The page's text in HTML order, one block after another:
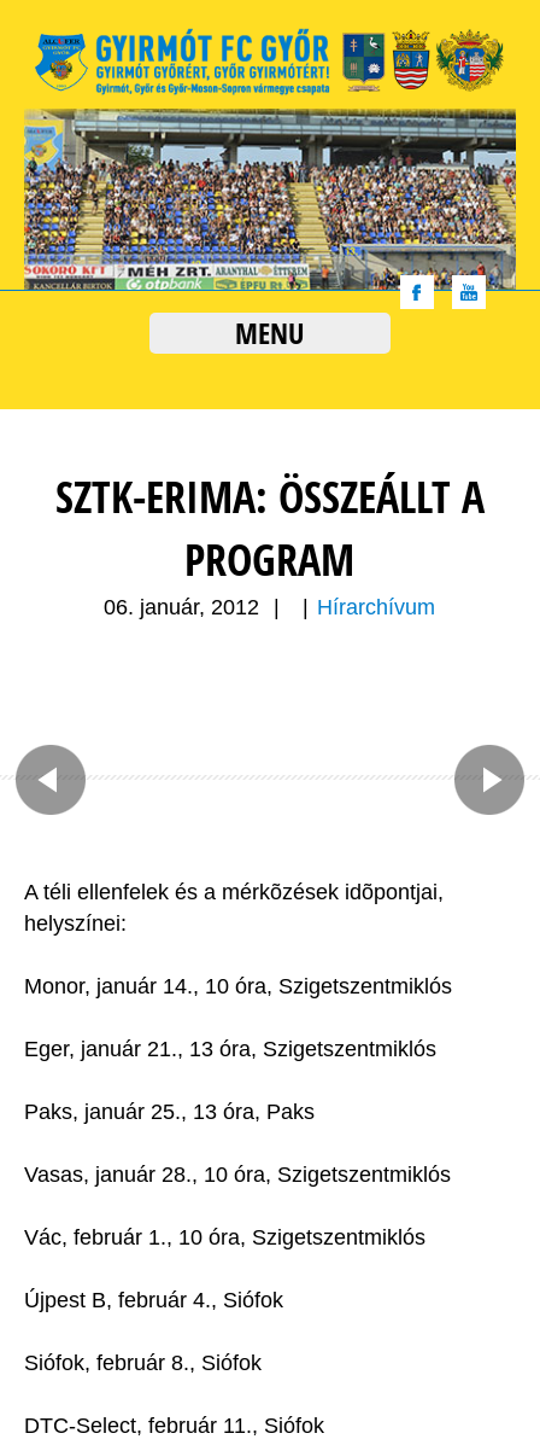
MENU
SZTK-ERIMA: ÖSSZEÁLLT A
PROGRAM
06. január, 2012 Hírarchívum
A téli ellenfelek és a mérkõzések idõpontjai,
helyszínei:
Monor, január 14., 10 óra, Szigetszentmiklós
Eger, január 21., 13 óra, Szigetszentmiklós
Paks, január 25., 13 óra, Paks
Vasas, január 28., 10 óra, Szigetszentmiklós
Vác, február 1., 10 óra, Szigetszentmiklós
Újpest B, február 4., Siófok
Siófok, február 8., Siófok
DTC-Select, február 11., Siófok